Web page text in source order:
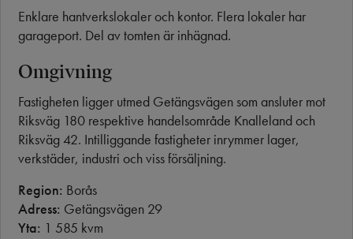
Enklare hantverkslokaler och kontor. Flera lokaler har
garageport. Del av tomten är inhägnad.
Omgivning
Fastigheten ligger utmed Getängsvägen som ansluter mot
Riksväg 180 respektive handelsområde Knalleland och
Riksväg 42. Intilliggande fastigheter inrymmer lager,
verkstäder, industri och viss försäljning.
Region: Borås
Adress: Getängsvägen 29
Yta: 1 585 kvm